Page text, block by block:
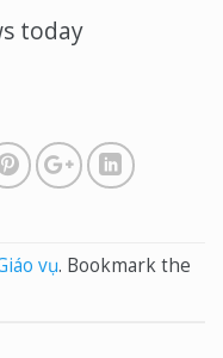
today
vụ. Bookmark the